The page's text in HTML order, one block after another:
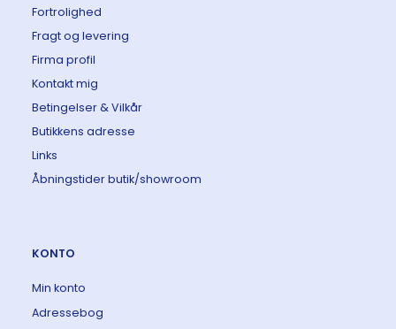
Fortrolighed
Fragt og levering
Firma profil
Kontakt mig
Betingelser & Vilkår
Butikkens adresse
Links
Åbningstider butik/showroom
KONTO
Min konto
Adressebog